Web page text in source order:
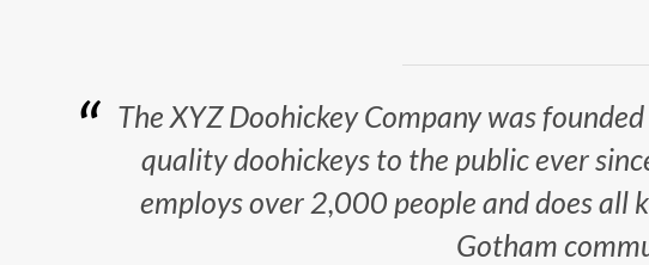
The XYZ Doohickey Company was
quality doohickeys to the public ever
employs over 2,000 people and does all
Gotham